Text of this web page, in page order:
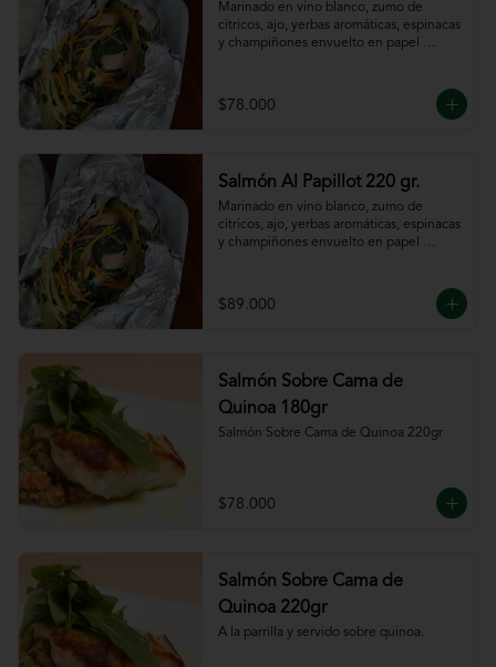
Marinado en vino blanco, zumo de
cítricos, ajo, yerbas aromáticas, espinacas
y champiñones envuelto en papel
$78.000
Salmón Al Papillot 220 gr.
Marinado en vino blanco, zumo de
cítricos, ajo, yerbas aromáticas, espinacas
y champiñones envuelto en papel
$89.000
Salmón Sobre Cama de
Quinoa 180gr
Salmón Sobre Cama de Quinoa 220gr
$78.000
Salmón Sobre Cama de
Quinoa 220gr
A la parrilla y servido sobre quinoa.